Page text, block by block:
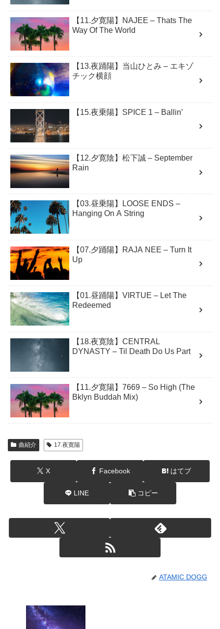
【11.夕寛陽】NAJEE – Thats The
Way Of The World
【13.夜踊陽】当山ひとみ – エキゾ
チック横顔
【15.夜乗陽】SPICE 1 – Ballin’
【12.夕寛陰】松下誠 – September
Rain
【03.昼乗陽】LOOSE ENDS –
Hanging On A String
【07.夕踊陽】RAJA NEE – Turn It
Up
【01.昼踊陽】VIRTUE – Let The
Redeemed
【18.夜寛陰】CENTRAL
DYNASTY – Til Death Do Us Part
【11.夕寛陽】7669 – So High (The
Bklyn Buddah Mix)
曲紹介 17.夜寛陽
X Facebook はてブ
LINE コピー
ATAMIC DOGG